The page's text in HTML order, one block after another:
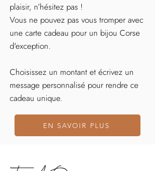
plaisir, n’hésitez pas !
Vous ne pouvez pas vous tromper avec
une carte cadeau pour un bijou Corse
d'exception.
Choisissez un montant et écrivez un
message personnalisé pour rendre ce
cadeau unique.
EN SAVOIR PLUS